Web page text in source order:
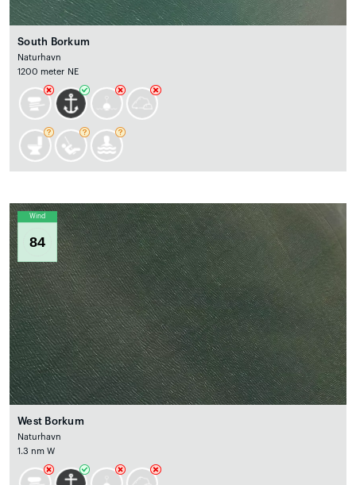
South Borkum
Naturhavn
1200 meter NE
Wind
84
West Borkum
Naturhavn
1.3 nm W